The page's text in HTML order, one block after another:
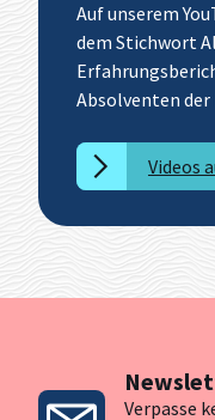
Auf unserem
dem Stichwort
Absolventen der
Videos
Verpasse